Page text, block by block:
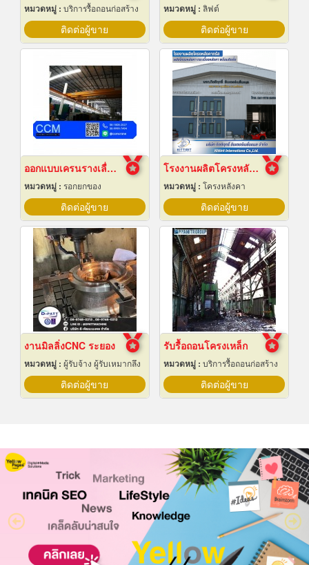
หมวดหมู่ : บริการรื้อถอนก่อสร้าง
ติดต่อผู้ขาย
หมวดหมู่ : ลิฟต์
ติดต่อผู้ขาย
ออกแบบเครนรางเลื่อนไฟฟ้า
หมวดหมู่ : รอกยกของ
ติดต่อผู้ขาย
โรงงานผลิตโครงหลังคาสำเร็จรูป
หมวดหมู่ : โครงหลังคา
ติดต่อผู้ขาย
งานมิลลิ่งCNC ระยอง
หมวดหมู่ : ผู้รับจ้าง ผู้รับเหมากลึง
ติดต่อผู้ขาย
รับรื้อถอนโครงเหล็ก
หมวดหมู่ : บริการรื้อถอนก่อสร้าง
ติดต่อผู้ขาย